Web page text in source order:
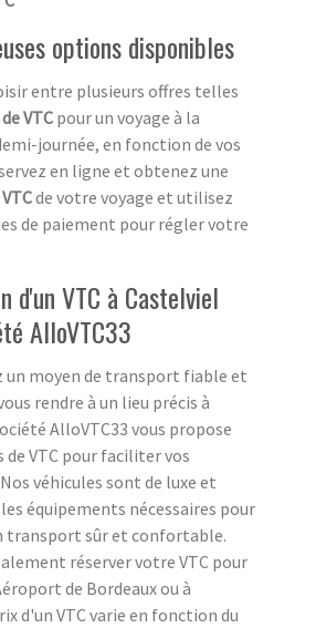
options disponibles
entre plusieurs offres telles
VTC pour un voyage à la
journée, en fonction de vos
en ligne et obtenez une
de votre voyage et utilisez
de paiement pour régler votre
d'un VTC à Castelviel
AlloVTC33
un moyen de transport fiable et
rendre à un lieu précis à
AlloVTC33 vous propose
de VTC pour faciliter vos
véhicules sont de luxe et
équipements nécessaires pour
transport sûr et confortable.
réserver votre VTC pour
de Bordeaux ou à
d'un VTC varie en fonction du